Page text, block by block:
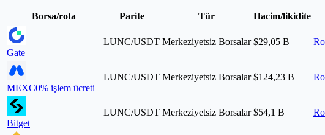
Borsa/rota Parite Tür Hacim/likidite
Gate
LUNC/USDT Merkeziyetsiz Borsalar $29,05 B
MEXC0% işlem ücreti
LUNC/USDT Merkeziyetsiz Borsalar $124,23 B
Bitget
LUNC/USDT Merkeziyetsiz Borsalar $54,1 B